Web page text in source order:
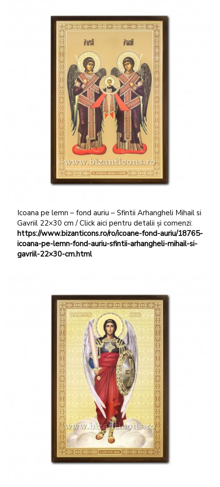
Icoana pe lemn – fond auriu – Sfintii Arhangheli Mihail si
Gavriil 22×30 cm / Click aici pentru detalii și comenzi:
https://www.bizanticons.ro/ro/icoane-fond-auriu/18765-
icoana-pe-lemn-fond-auriu-sfintii-arhangheli-mihail-si-
gavriil-22×30-cm.html